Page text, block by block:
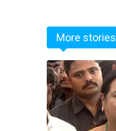
More stories